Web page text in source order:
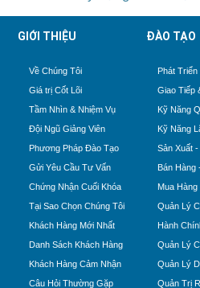
GIỚI THIỆU
Về Chúng Tôi
Giá trị Cốt Lõi
Tầm Nhìn & Nhiệm Vụ
Đội Ngũ Giảng Viên
Phương Pháp Đào Tạo
Gửi Yêu Cầu Tư Vấn
Chứng Nhận Cuối Khóa
Tại Sao Chọn Chúng Tôi
Khách Hàng Mới Nhất
Danh Sách Khách Hàng
Khách Hàng Cảm Nhận
Câu Hỏi Thường Gặp
ĐÀO TẠO
Phát Triển
Giao Tiếp
Kỹ Năng
Kỹ Năng
Sản Xuất
Bán Hàng
Mua Hàng
Quản Lý
Hành
Quản Lý
Quản Lý
Quản Trị